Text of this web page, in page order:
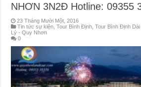
NHƠN 3N2Đ Hotline: 09355
23 Tháng Mười Một, 2016
Tin tức sự kiện ,Tour Bình Định ,Tour Bình Định Dài
Lý - Quy Nhơn
0